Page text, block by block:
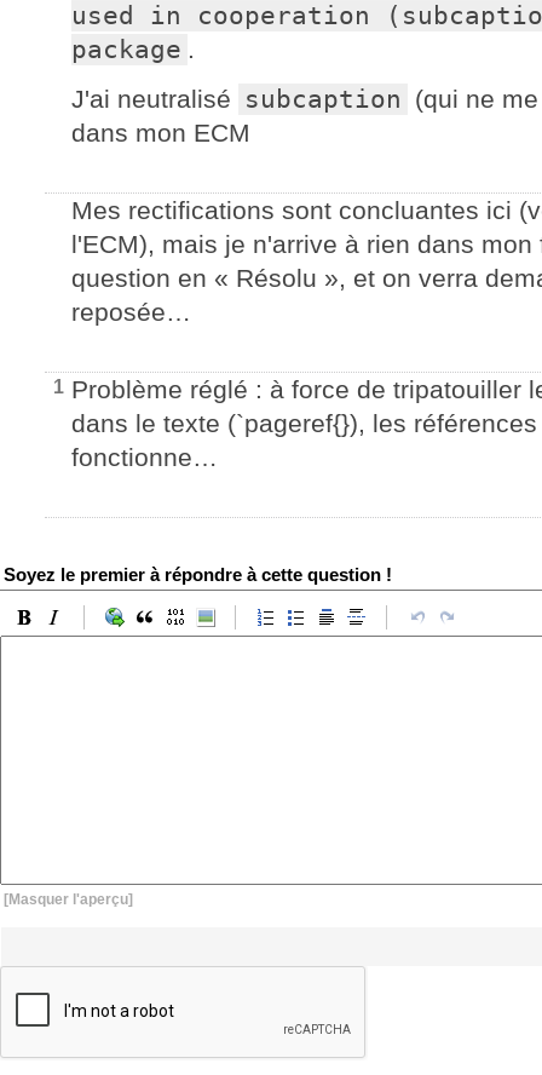
used in cooperation
package .
J'ai neutralisé
subcaption
(qui ne
dans mon ECM
Mes rectifications sont concluantes ici
l'ECM), mais je n'arrive à rien dans
question en « Résolu », et on verra
reposée…
1 Problème réglé : à force de tripatouiller
dans le texte (`pageref{}), les
fonctionne…
Soyez le premier à répondre à cette question !
[Masquer l'aperçu]